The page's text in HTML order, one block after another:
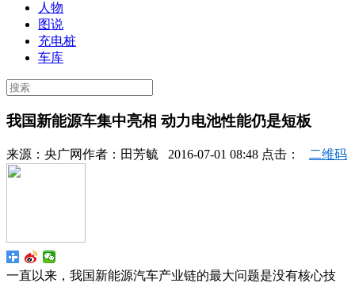
人物
图说
充电桩
车库
我国新能源车集中亮相 动力电池性能仍是短板
来源： 央广网作者： 田芳毓 2016-07-01 08:48 点击： 二维码
一直以来，我国新能源汽车产业链的最大问题是没有核心技